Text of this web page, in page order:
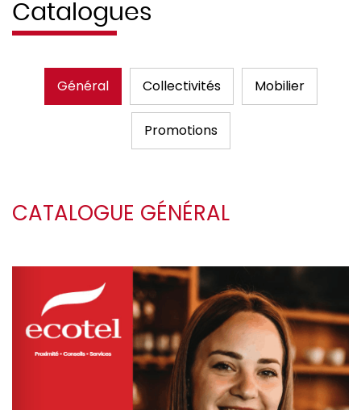
Catalogues
Général Collectivités Mobilier
Promotions
CATALOGUE GÉNÉRAL